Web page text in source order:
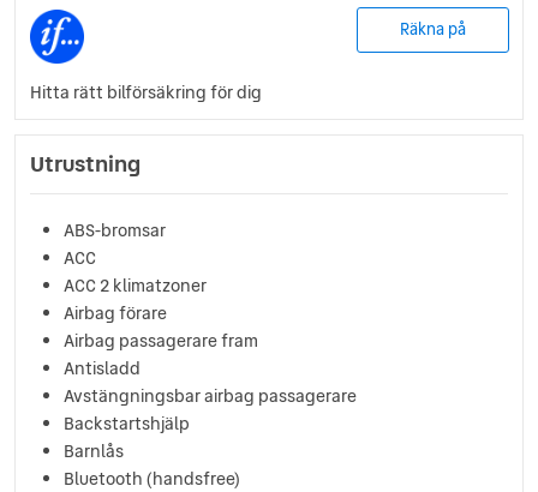
Räkna på
Hitta rätt bilförsäkring för dig
Utrustning
ABS-bromsar
ACC
ACC 2 klimatzoner
Airbag förare
Airbag passagerare fram
Antisladd
Avstängningsbar airbag passagerare
Backstartshjälp
Barnlås
Bluetooth (handsfree)